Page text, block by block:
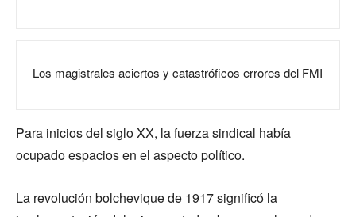
Los magistrales aciertos y catastróficos errores del FMI
Para inicios del siglo XX, la fuerza sindical había
ocupado espacios en el aspecto político.
La revolución bolchevique de 1917 significó la